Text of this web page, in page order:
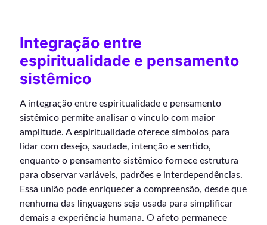
Integração entre
espiritualidade e pensamento
sistêmico
A integração entre espiritualidade e pensamento
sistêmico permite analisar o vínculo com maior
amplitude. A espiritualidade oferece símbolos para
lidar com desejo, saudade, intenção e sentido,
enquanto o pensamento sistêmico fornece estrutura
para observar variáveis, padrões e interdependências.
Essa união pode enriquecer a compreensão, desde que
nenhuma das linguagens seja usada para simplificar
demais a experiência humana. O afeto permanece